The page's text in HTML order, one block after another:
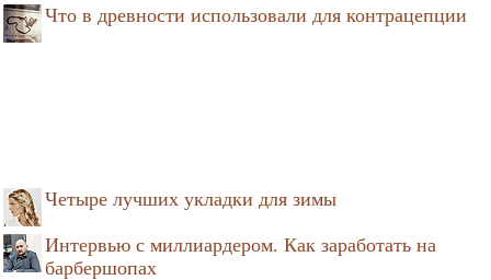
Что в древности использовали для контрацепции
Четыре лучших укладки для зимы
Интервью с миллиардером. Как заработать на
барбершопах